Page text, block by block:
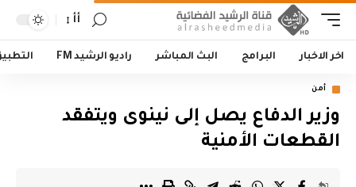
أأ
اخر الاخبار البرامج البث المباشر راديو الرشيد FM
أمن
وزير الدفاع يصل إلى نينوى ويتفقد
القطعات الأمنية